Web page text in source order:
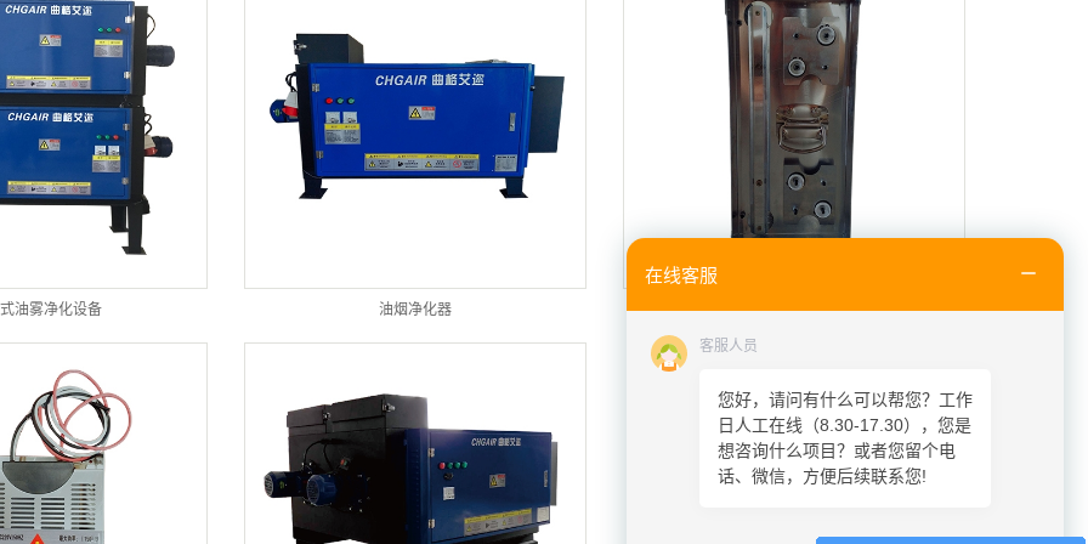
油雾净化设备 油烟净化器 等离子高压电子集尘器
在线客服
客服人员
您好，请问有什么可以帮您？工作
日人工在线（8.30-17.30），您是
想咨询什么项目？或者您留个电
话、微信，方便后续联系您!